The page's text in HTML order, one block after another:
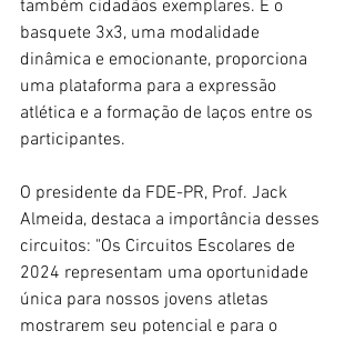
também cidadãos exemplares. E o
basquete 3x3, uma modalidade
dinâmica e emocionante, proporciona
uma plataforma para a expressão
atlética e a formação de laços entre os
participantes.
O presidente da FDE-PR, Prof. Jack
Almeida, destaca a importância desses
circuitos: "Os Circuitos Escolares de
2024 representam uma oportunidade
única para nossos jovens atletas
mostrarem seu potencial e para o